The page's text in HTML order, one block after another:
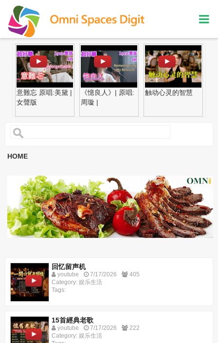
意難忘 原唱:美黛 |
女聲版
《憶良人》| 原唱:
周璇 |
触动心灵的智慧
HOME
回忆留声机
youtube 7/17/2026
405
Category: 娱乐生活
Tags:
15首經典老歌
youtube 7/17/2026
222
Category: 娱乐生活